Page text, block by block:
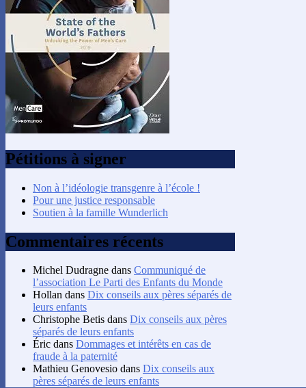
Pétitions à signer
Non à l’idéologie transgenre à l’école !
Pour une justice responsable
Soutien à la famille Wunderlich
Commentaires récents
Michel Dudragne dans Communiqué de
l’association Le Parti des Enfants du Monde
Hollan dans Dix conseils aux pères séparés de
leurs enfants
Christophe Betis dans Dix conseils aux pères
séparés de leurs enfants
Éric dans Dommages et intérêts en cas de
fraude à la paternité
Mathieu Genovesio dans Dix conseils aux
pères séparés de leurs enfants